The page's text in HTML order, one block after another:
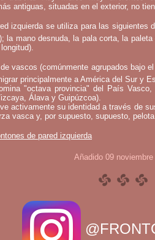
antiguas, situadas en el exterior, no
izquierda se utiliza para las siguientes
la mano desnuda, la pala corta, la
vascos (comúnmente agrupados bajo
principalmente a América del Sur y
"octava provincia" del País
Álava y Guipúzcoa).
activamente su identidad a través de
vasca y, por supuesto, supuesto,
de pared izquierda
Añadido 09 noviembre